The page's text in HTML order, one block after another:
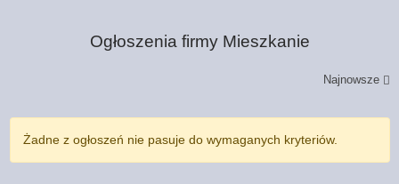
Ogłoszenia firmy Mieszkanie
Najnowsze
Żadne z ogłoszeń nie pasuje do wymaganych kryteriów.